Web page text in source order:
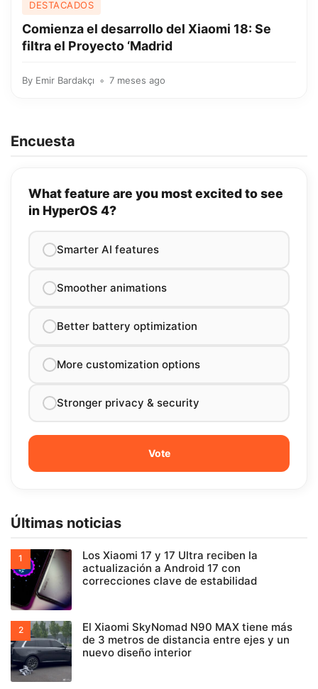
DESTACADOS
Comienza el desarrollo del Xiaomi 18: Se
filtra el Proyecto ‘Madrid
By Emir Bardakçı 7 meses ago
Encuesta
What feature are you most excited to see
in HyperOS 4?
Smarter AI features
Smoother animations
Better battery optimization
More customization options
Stronger privacy & security
Últimas noticias
Los Xiaomi 17 y 17 Ultra reciben la
actualización a Android 17 con
correcciones clave de estabilidad
El Xiaomi SkyNomad N90 MAX tiene más
de 3 metros de distancia entre ejes y un
nuevo diseño interior